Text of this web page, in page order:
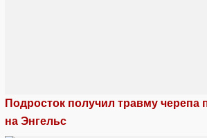
Подросток получил травму черепа
на Энгельс